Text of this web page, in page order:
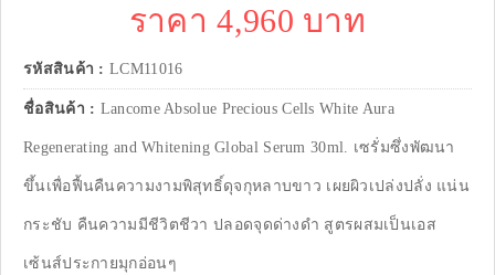
ราคา 4,960 บาท
รหัสสินค้า : LCM11016
ชื่อสินค้า : Lancome Absolue Precious Cells White Aura
Regenerating and Whitening Global Serum 30ml. เซรั่มซึ่งพัฒนา
ขึ้นเพื่อฟื้นคืนความงามพิสุทธิ์ดุจกุหลาบขาว เผยผิวเปล่งปลั่ง แน่น
กระชับ คืนความมีชีวิตชีวา ปลอดจุดด่างดำ สูตรผสมเป็นเอส
เซ้นส์ประกายมุกอ่อนๆ